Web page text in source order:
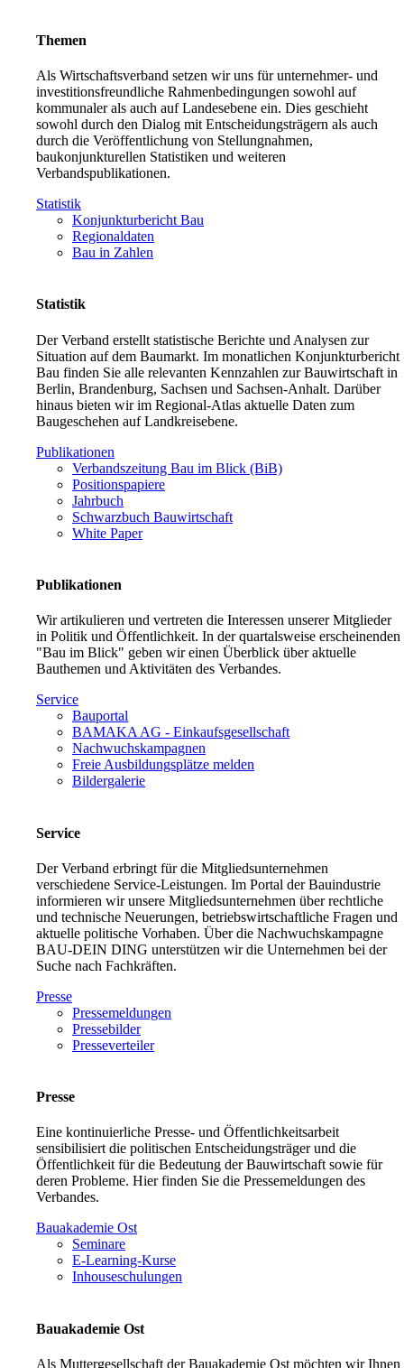
Themen
Als Wirtschaftsverband setzen wir uns für unternehmer- und
investitionsfreundliche Rahmenbedingungen sowohl auf
kommunaler als auch auf Landesebene ein. Dies geschieht
sowohl durch den Dialog mit Entscheidungsträgern als auch
durch die Veröffentlichung von Stellungnahmen,
baukonjunkturellen Statistiken und weiteren
Verbandspublikationen.
Statistik
Konjunkturbericht Bau
Regionaldaten
Bau in Zahlen
Statistik
Der Verband erstellt statistische Berichte und Analysen zur
Situation auf dem Baumarkt. Im monatlichen Konjunkturbericht
Bau finden Sie alle relevanten Kennzahlen zur Bauwirtschaft in
Berlin, Brandenburg, Sachsen und Sachsen-Anhalt. Darüber
hinaus bieten wir im Regional-Atlas aktuelle Daten zum
Baugeschehen auf Landkreisebene.
Publikationen
Verbandszeitung Bau im Blick (BiB)
Positionspapiere
Jahrbuch
Schwarzbuch Bauwirtschaft
White Paper
Publikationen
Wir artikulieren und vertreten die Interessen unserer Mitglieder
in Politik und Öffentlichkeit. In der quartalsweise erscheinenden
"Bau im Blick" geben wir einen Überblick über aktuelle
Bauthemen und Aktivitäten des Verbandes.
Service
Bauportal
BAMAKA AG - Einkaufsgesellschaft
Nachwuchskampagnen
Freie Ausbildungsplätze melden
Bildergalerie
Service
Der Verband erbringt für die Mitgliedsunternehmen
verschiedene Service-Leistungen. Im Portal der Bauindustrie
informieren wir unsere Mitgliedsunternehmen über rechtliche
und technische Neuerungen, betriebswirtschaftliche Fragen und
aktuelle politische Vorhaben. Über die Nachwuchskampagne
BAU-DEIN DING unterstützen wir die Unternehmen bei der
Suche nach Fachkräften.
Presse
Pressemeldungen
Pressebilder
Presseverteiler
Presse
Eine kontinuierliche Presse- und Öffentlichkeitsarbeit
sensibilisiert die politischen Entscheidungsträger und die
Öffentlichkeit für die Bedeutung der Bauwirtschaft sowie für
deren Probleme. Hier finden Sie die Pressemeldungen des
Verbandes.
Bauakademie Ost
Seminare
E-Learning-Kurse
Inhouseschulungen
Bauakademie Ost
Als Muttergesellschaft der Bauakademie Ost möchten wir Ihnen